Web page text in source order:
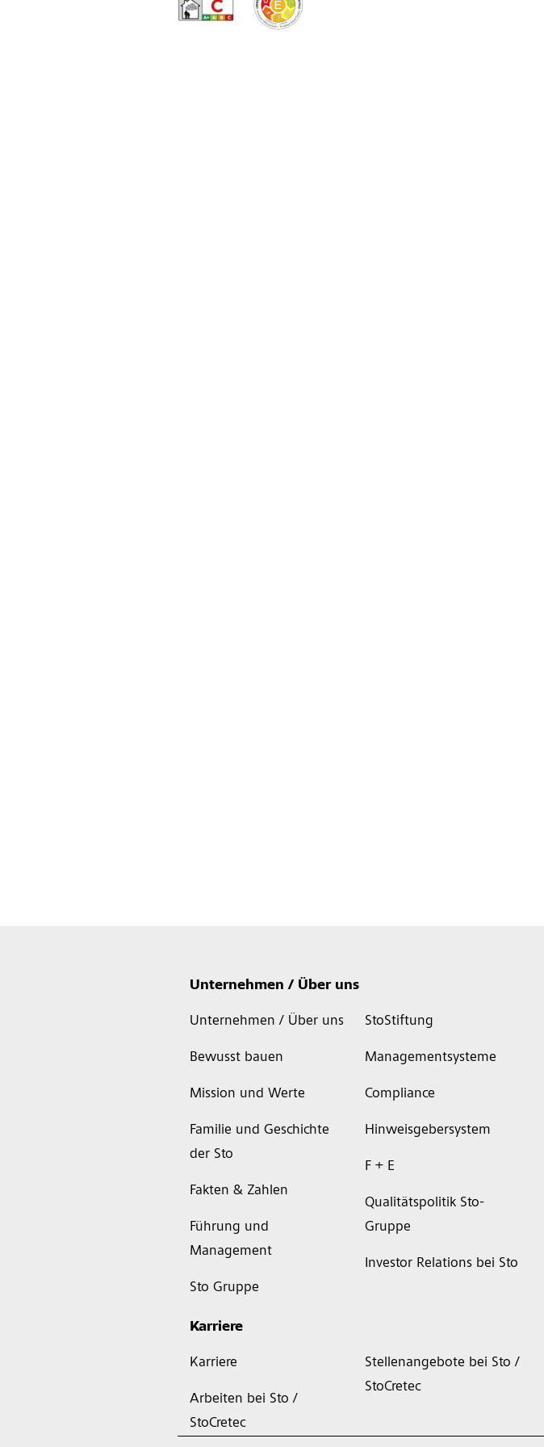
Unternehmen / Über uns
Unternehmen / Über uns
Bewusst bauen
Mission und Werte
Familie und Geschichte
der Sto
Fakten & Zahlen
Führung und
Management
Sto Gruppe
StoStiftung
Managementsysteme
Compliance
Hinweisgebersystem
F + E
Qualitätspolitik Sto-
Gruppe
Investor Relations bei Sto
Karriere
Karriere
Arbeiten bei Sto /
StoCretec
Stellenangebote bei Sto /
StoCretec